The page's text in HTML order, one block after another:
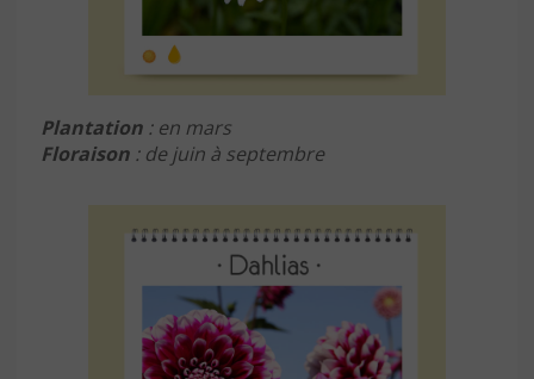
Plantation : en mars
Floraison : de juin à septembre